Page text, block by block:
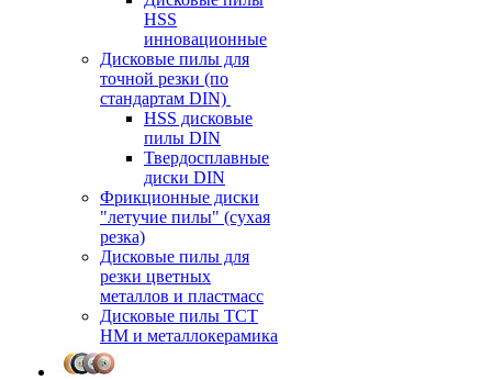
HSS
инновационные
Дисковые пилы для
точной резки (по
стандартам DIN)
HSS дисковые
пилы DIN
Твердосплавные
диски DIN
Фрикционные диски
"летучие пилы" (сухая
резка)
Дисковые пилы для
резки цветных
металлов и пластмасс
Дисковые пилы ТСТ
НМ и металлокерамика